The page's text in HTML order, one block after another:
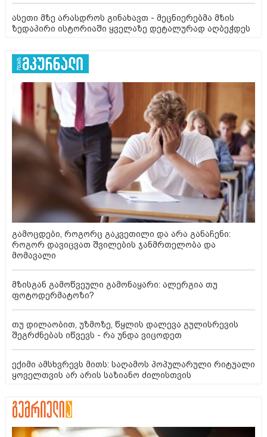
ასეთი მზე არასდროს გინახავთ - მეცნიერებმა მზის
ზედაპირი ისტორიაში ყველაზე დეტალურად აღბეჭდეს
გამოცდები, როგორც გაკვეთილი და არა განაჩენი:
როგორ დავიცვათ შვილების ჯანმრთელობა და
მომავალი
მზისგან გამოწვეული გამონაყარი: ალერგია თუ
ფოტოდერმატოზი?
თუ დილაობით, უზმოზე, წყლის დალევა გულისრევის
შეგრძნებას იწვევს - რა უნდა ვიცოდეთ
ექიმი ამსხვრევს მითს: საღამოს პოპულარული რიტუალი
ყოველთვის არ არის საზიანო ძილისთვის